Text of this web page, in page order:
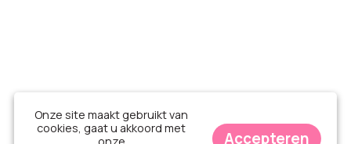
Onze site maakt gebruikt van
cookies, gaat u akkoord met
Accepteren